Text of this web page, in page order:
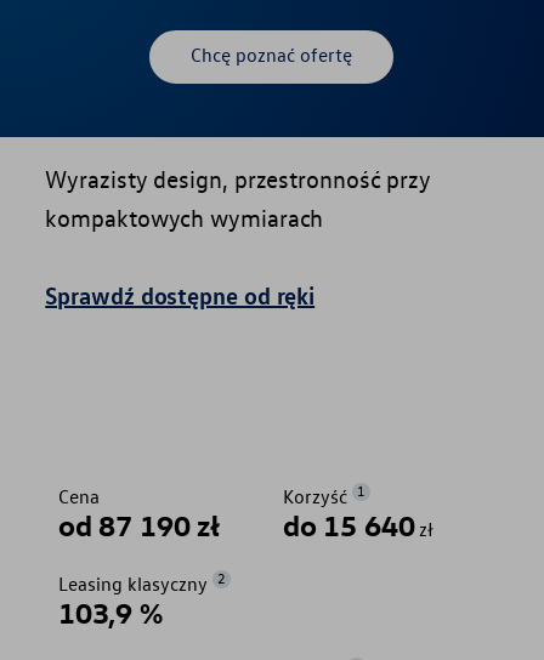
Chcę poznać ofertę
Wyrazisty design, przestronność przy
kompaktowych wymiarach
Sprawdź dostępne od ręki
Cena
od 87 190 zł
Korzyść 1
do 15 640 zł
Leasing klasyczny 2
103,9 %